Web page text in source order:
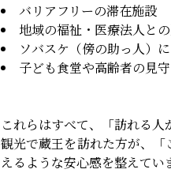
バリアフリーの滞在施設
地域の福祉・医療法人と
ソバスケ（傍の助っ人）
子ども食堂や高齢者の見守
これらはすべて、「訪れる人
観光で蔵王を訪れた方が、
えるような安心感を整えてい